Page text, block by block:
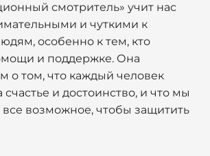
смотритель» учит нас
и чуткими к
особенно к тем, кто
и поддержке. Она
о том, что каждый человек
и достоинство, и что мы
возможное, чтобы защитить